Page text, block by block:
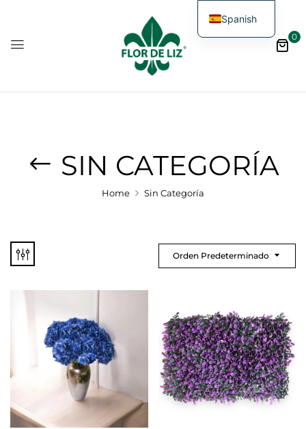
0
SIN CATEGORÍA
Home Sin Categoría
Orden Predeterminado
Spanish